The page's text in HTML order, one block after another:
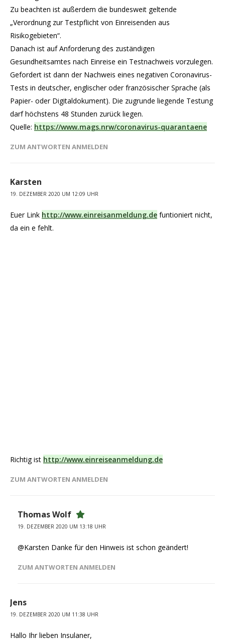
Zu beachten ist außerdem die bundesweit geltende
„Verordnung zur Testpflicht von Einreisenden aus
Risikogebieten“.
Danach ist auf Anforderung des zuständigen
Gesundheitsamtes nach Einreise ein Testnachweis vorzulegen.
Gefordert ist dann der Nachweis eines negativen Coronavirus-
Tests in deutscher, englischer oder französischer Sprache (als
Papier- oder Digitaldokument). Die zugrunde liegende Testung
darf höchstens 48 Stunden zurück liegen.
Quelle: https://www.mags.nrw/coronavirus-quarantaene
ZUM ANTWORTEN ANMELDEN
Karsten
19. DEZEMBER 2020 UM 12:09 UHR
Euer Link http://www.einreisanmeldung.de funtioniert nicht,
da ein e fehlt.
Richtig ist http://www.einreiseanmeldung.de
ZUM ANTWORTEN ANMELDEN
Thomas Wolf
19. DEZEMBER 2020 UM 13:18 UHR
@Karsten Danke für den Hinweis ist schon geändert!
ZUM ANTWORTEN ANMELDEN
Jens
19. DEZEMBER 2020 UM 11:38 UHR
Hallo Ihr lieben Insulaner,